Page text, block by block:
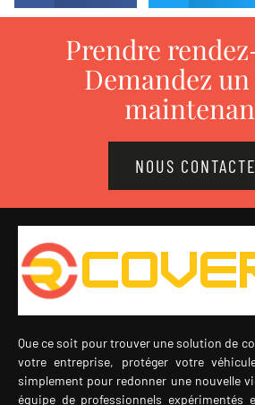
Prendre
Demandez
NOUS
Que ce soit pour trouver une solution de
votre entreprise, protéger votre
simplement pour redonner une nouvelle
équipe de professionnels